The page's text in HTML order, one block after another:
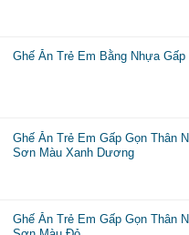
Ghế Ăn Trẻ Em Bằng Nhựa Gấp
Ghế Ăn Trẻ Em Gấp Gọn Thân
Sơn Màu Xanh Dương
Ghế Ăn Trẻ Em Gấp Gọn Thân